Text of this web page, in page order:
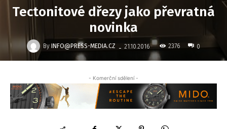
Tectonitové dřezy jako převratná
novinka
By INFO@PRESS-MEDIA.CZ - 21.10.2016 2376 0
- Komerční sdělení -